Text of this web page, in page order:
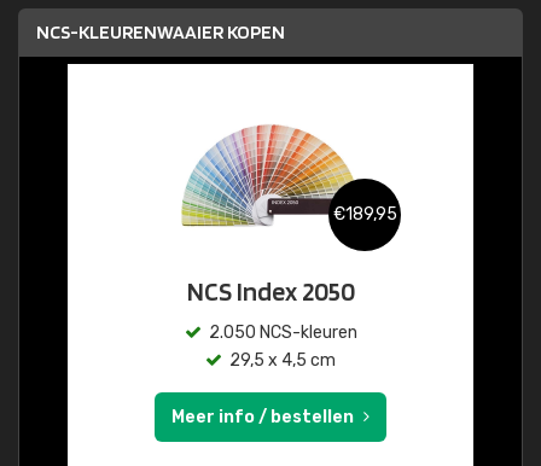
NCS-KLEURENWAAIER KOPEN
€189,95
NCS Index 2050
2.050 NCS-kleuren
29,5 x 4,5 cm
Meer info / bestellen